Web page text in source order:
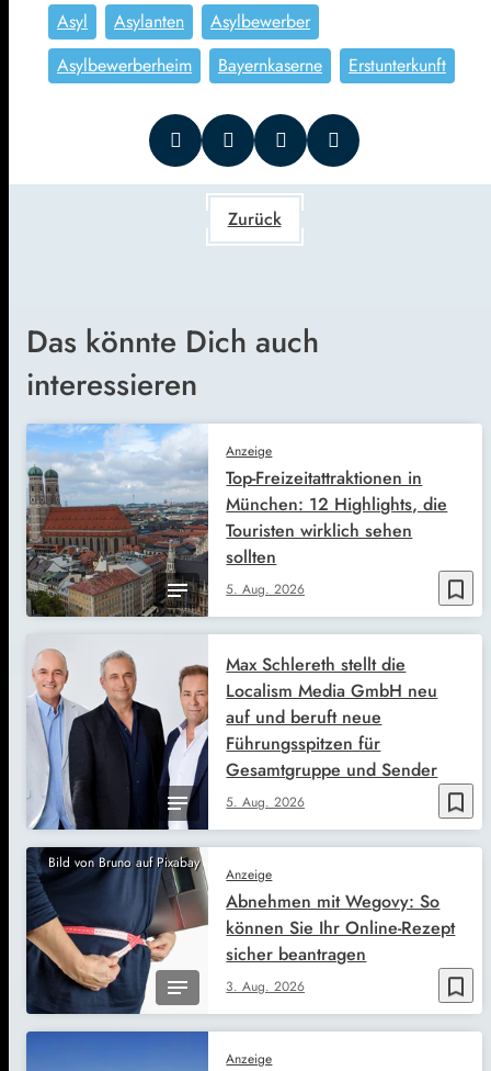
Asyl Asylanten
Asylbewerber
Asylbewerberheim
Bayernkaserne Erstunterkunft
Zurück
Das könnte Dich auch
interessieren
bookmark_border
Anzeige
5. Aug. 2026
Top-Freizeitattraktionen in
München: 12 Highlights, die
Touristen wirklich sehen
sollten
bookmark_border
5. Aug. 2026
Max Schlereth stellt die
Localism Media GmbH neu
auf und beruft neue
Führungsspitzen für
Gesamtgruppe und Sender
Bild von Bruno auf Pixabay
bookmark_border
Anzeige
3. Aug. 2026
Abnehmen mit Wegovy: So
können Sie Ihr Online-Rezept
sicher beantragen
Anzeige